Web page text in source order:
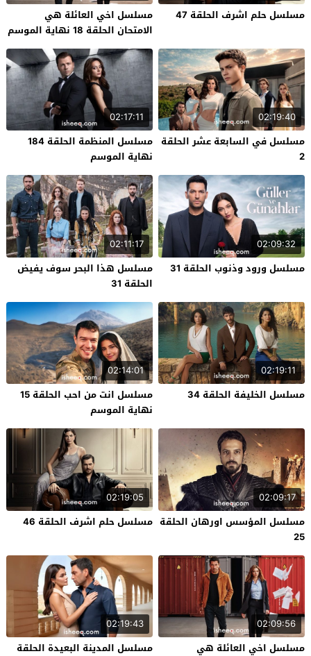
مسلسل حلم اشرف الحلقة 47
مسلسل اخي العائلة هي
الامتحان الحلقة 18 نهاية الموسم
02:19:40
مسلسل في السابعة عشر الحلقة
2
02:17:11
مسلسل المنظمة الحلقة 184
نهاية الموسم
02:09:32
مسلسل ورود وذنوب الحلقة 31
02:11:17
مسلسل هذا البحر سوف يفيض
الحلقة 31
02:19:11
مسلسل الخليفة الحلقة 34
02:14:01
مسلسل انت من احب الحلقة 15
نهاية الموسم
02:09:17
مسلسل المؤسس اورهان الحلقة
25
02:19:05
مسلسل حلم اشرف الحلقة 46
02:09:56
مسلسل اخي العائلة هي
02:19:43
مسلسل المدينة البعيدة الحلقة